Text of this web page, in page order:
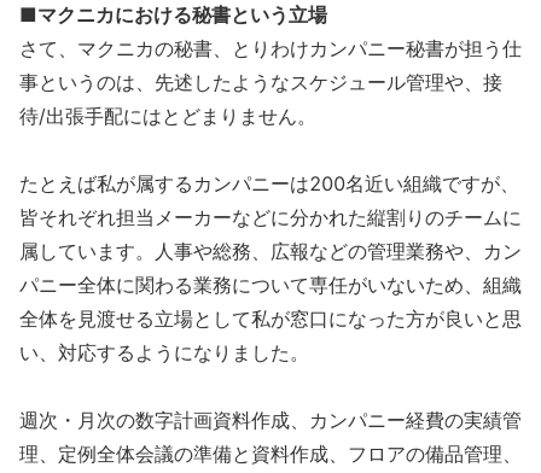
■マクニカにおける秘書という立場
さて、マクニカの秘書、とりわけカンパニー秘書が担う仕
事というのは、先述したようなスケジュール管理や、接
待/出張手配にはとどまりません。
たとえば私が属するカンパニーは200名近い組織ですが、
皆それぞれ担当メーカーなどに分かれた縦割りのチームに
属しています。人事や総務、広報などの管理業務や、カン
パニー全体に関わる業務について専任がいないため、組織
全体を見渡せる立場として私が窓口になった方が良いと思
い、対応するようになりました。
週次・月次の数字計画資料作成、カンパニー経費の実績管
理、定例全体会議の準備と資料作成、フロアの備品管理、